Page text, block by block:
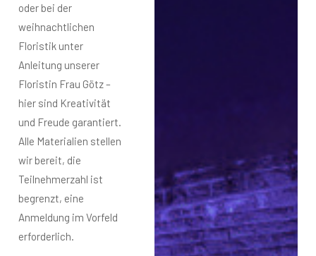
oder bei der
weihnachtlichen
Floristik unter
Anleitung unserer
Floristin Frau Götz –
hier sind Kreativität
und Freude garantiert.
Alle Materialien stellen
wir bereit, die
Teilnehmerzahl ist
begrenzt, eine
Anmeldung im Vorfeld
erforderlich.